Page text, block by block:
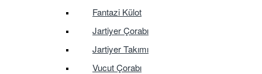
Fantazi Külot
Jartiyer Çorabı
Jartiyer Takımı
Vucut Çorabı